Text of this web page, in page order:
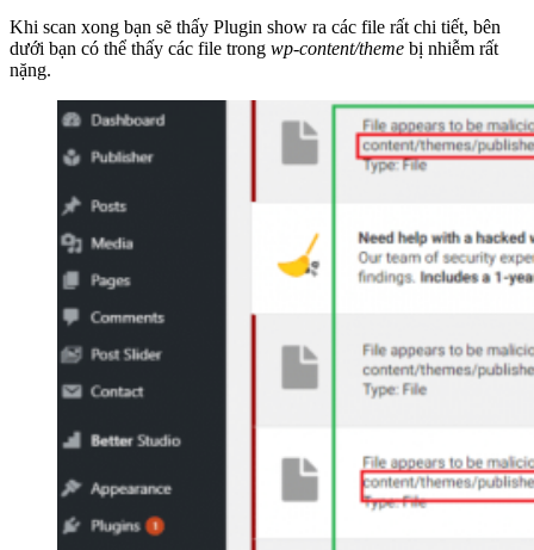
Khi scan xong bạn sẽ thấy Plugin show ra các file rất chi tiết, bên
dưới bạn có thể thấy các file trong wp-content/theme bị nhiễm rất
nặng.